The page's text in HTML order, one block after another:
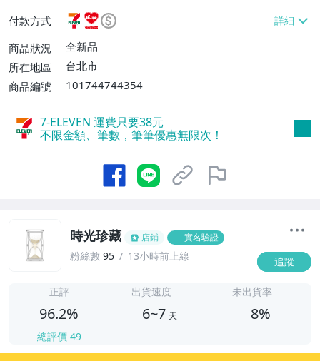
或消費滿$1298免運費】、7-ELEVEN取貨
不付款【免運費】、萊爾富取貨付款【單件
運費$60、滿5件或消費滿$1298免運
費】、宅配/貨運【單件運費$120、滿5件
付款方式
商品狀況
全新品
所在地區
台北市
商品編號
101744744354
7-ELEVEN 運費只要38元
不限金額、筆數，筆筆優惠無限次！
時光珍藏 店鋪 實名驗證
粉絲數 95 13小時前上線 追蹤
正評
96.2%
總評價 49
出貨速度
6~7 天
未出貨率
8%